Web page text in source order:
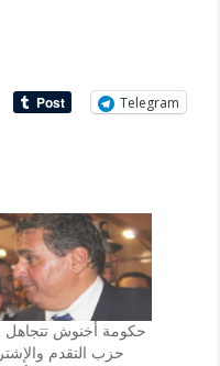
Telegram
حكومة أخنوش تتجاهل
حزب التقدم